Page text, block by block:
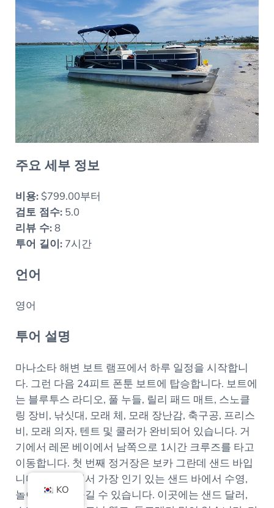
주요 세부 정보
비용:$799.00부터
검토 점수:5.0
리뷰 수:8
투어 길이:7시간
언어
영어
투어 설명
마나소타 해변 보트 램프에서 하루 일정을 시작합니
다. 그런 다음 24피트 폰툰 보트에 탑승합니다. 보트에
는 블루투스 라디오, 풀 누들, 릴리 패드 매트, 스노클
링 장비, 낚싯대, 모래 체, 모래 장난감, 축구공, 프리스
비, 모래 의자, 텐트 및 쿨러가 완비되어 있습니다. 거
기에서 레몬 베이에서 남쪽으로 1시간 크루즈를 타고
이동합니다. 첫 번째 정거장은 보카 그란데 샌드 바입
니다. 이 지역에서 가장 인기 있는 샌드 바에서 수영,
놀이, 낚시를 즐길 수 있습니다. 이곳에는 샌드 달러,
KO